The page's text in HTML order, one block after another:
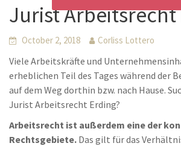
Jurist Arbeitsrecht
October 2, 2018 Corliss Lottero
Viele Arbeitskräfte und
erheblichen Teil des Tages während der
auf dem Weg dorthin bzw. nach Hause.
Jurist Arbeitsrecht Erding?
Arbeitsrecht ist außerdem eine der
Rechtsgebiete. Das gilt für das